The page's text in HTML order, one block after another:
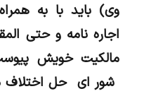
وی) باید با به
اجاره نامه و حتی
مالکیت خویش
شورای حل اختلاف